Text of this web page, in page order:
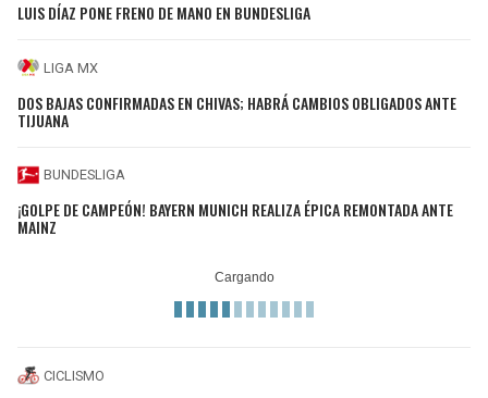
LUIS DÍAZ PONE FRENO DE MANO EN BUNDESLIGA
LIGA MX
DOS BAJAS CONFIRMADAS EN CHIVAS; HABRÁ CAMBIOS OBLIGADOS ANTE
TIJUANA
BUNDESLIGA
¡GOLPE DE CAMPEÓN! BAYERN MUNICH REALIZA ÉPICA REMONTADA ANTE
MAINZ
CICLISMO